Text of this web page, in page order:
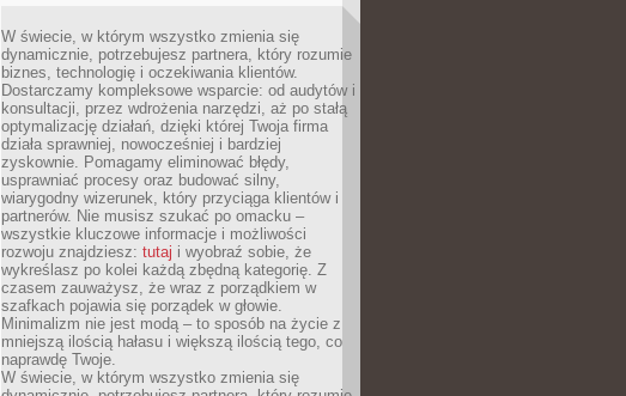
W świecie, w którym wszystko zmienia się
dynamicznie, potrzebujesz partnera, który rozumie
biznes, technologię i oczekiwania klientów.
Dostarczamy kompleksowe wsparcie: od audytów i
konsultacji, przez wdrożenia narzędzi, aż po stałą
optymalizację działań, dzięki której Twoja firma
działa sprawniej, nowocześniej i bardziej
zyskownie. Pomagamy eliminować błędy,
usprawniać procesy oraz budować silny,
wiarygodny wizerunek, który przyciąga klientów i
partnerów. Nie musisz szukać po omacku –
wszystkie kluczowe informacje i możliwości
rozwoju znajdziesz: tutaj i wyobraź sobie, że
wykreślasz po kolei każdą zbędną kategorię. Z
czasem zauważysz, że wraz z porządkiem w
szafkach pojawia się porządek w głowie.
Minimalizm nie jest modą – to sposób na życie z
mniejszą ilością hałasu i większą ilością tego, co
naprawdę Twoje.
W świecie, w którym wszystko zmienia się